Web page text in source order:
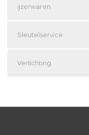
ijzerwaren
Sleutelservice
Verlichting